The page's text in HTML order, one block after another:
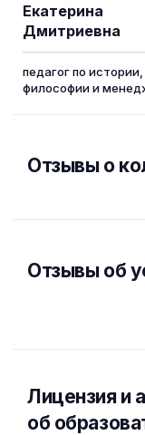
Екатерина
Дмитриевна
педагог по истории,
философии и
Отзывы о
Отзывы об
Лицензия и
об